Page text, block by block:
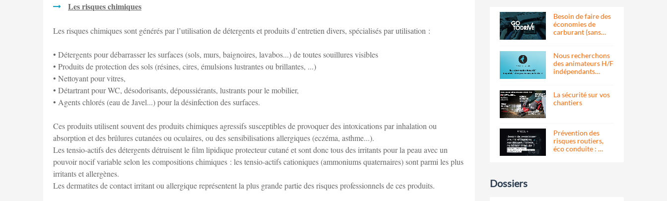
Les risques chimiques
Les risques chimiques sont générés par l’utilisation de détergents et produits d’entretien divers, spécialisés par utilisation :
• Détergents pour débarrasser les surfaces (sols, murs, baignoires, lavabos...) de toutes souillures visibles
• Produits de protection des sols (résines, cires, émulsions lustrantes ou brillantes, ...)
• Nettoyant pour vitres,
• Détartrant pour WC, désodorisants, dépoussiérants, lustrants pour le mobilier,
• Agents chlorés (eau de Javel...) pour la désinfection des surfaces.
Ces produits utilisent souvent des produits chimiques agressifs susceptibles de provoquer des intoxications par inhalation ou
absorption et des brûlures cutanées ou oculaires, ou des sensibilisations allergiques (eczéma, asthme...).
Les tensio-actifs des détergents détruisent le film lipidique protecteur cutané et sont donc tous des irritants pour la peau avec un
pouvoir nocif variable selon les compositions chimiques : les tensio-actifs cationiques (ammoniums quaternaires) sont parmi les plus
irritants et allergènes.
Les dermatites de contact irritant ou allergique représentent la plus grande partie des risques professionnels de ces produits.
Besoin de faire des
économies de
carburant (sans…
Nous recherchons
des animateurs H/F
indépendants…
La sécurité sur vos
chantiers
Prévention des
risques routiers,
éco conduite : …
Dossiers